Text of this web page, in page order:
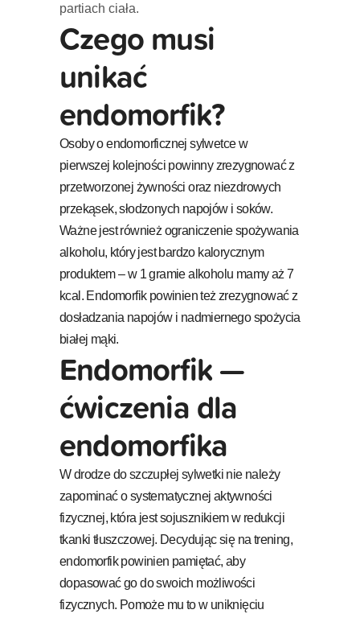
partiach ciała.
Czego musi
unikać
endomorfik?
Osoby o endomorficznej sylwetce w
pierwszej kolejności powinny zrezygnować z
przetworzonej żywności oraz niezdrowych
przekąsek, słodzonych napojów i soków.
Ważne jest również ograniczenie spożywania
alkoholu, który jest bardzo kalorycznym
produktem – w 1 gramie alkoholu mamy aż 7
kcal. Endomorfik powinien też zrezygnować z
dosładzania napojów i nadmiernego spożycia
białej mąki.
Endomorfik —
ćwiczenia dla
endomorfika
W drodze do szczupłej sylwetki nie należy
zapominać o systematycznej aktywności
fizycznej, która jest sojusznikiem w redukcji
tkanki tłuszczowej. Decydując się na trening,
endomorfik powinien pamiętać, aby
dopasować go do swoich możliwości
fizycznych. Pomoże mu to w uniknięciu